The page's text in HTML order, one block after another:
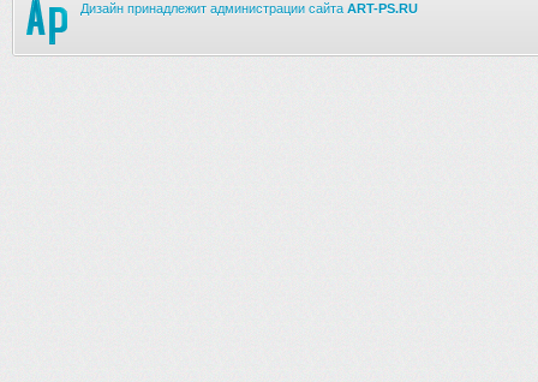
Дизайн принадлежит администрации сайта ART-PS.RU